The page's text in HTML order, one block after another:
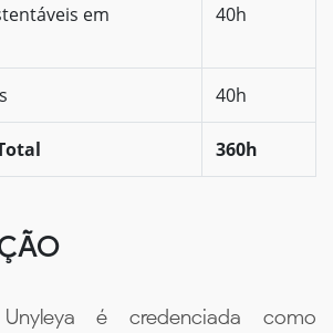
em
40h
40h
360h
é credenciada como